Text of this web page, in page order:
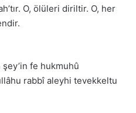
O, ölüleri diriltir. O, her
fe hukmuhû
rabbî aleyhi tevekkeltu